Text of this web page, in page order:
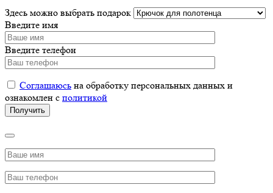
Здесь можно выбрать подарок
Введите имя
Введите телефон
Соглашаюсь на обработку персональных данных и
ознакомлен с политикой